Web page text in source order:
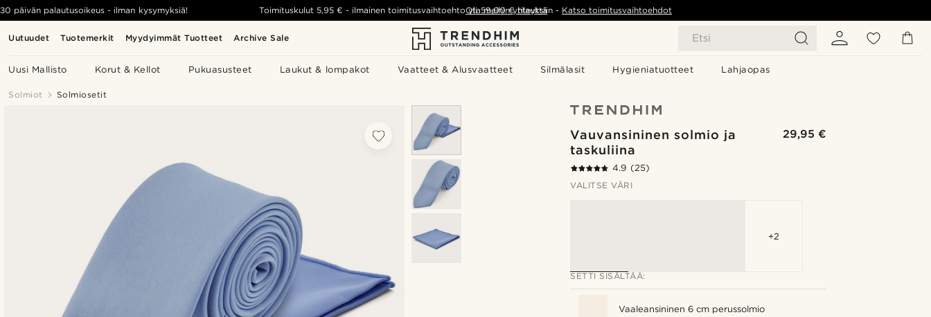
Uutuudet Tuotemerkit Myydyimmät Tuotteet Archive Sale Etsi
Uusi Mallisto Korut & Kellot Pukuasusteet Laukut & lompakot Vaatteet & Alusvaatteet Silmälasit Hygieniatuotteet Lahjaopas
30 päivän palautusoikeus - ilman kysymyksiä! Toimituskulut 5,95 € - ilmainen toimitusvaihtoehto yli 59,00 €tilauksiin - Katso toimitusvaihtoehdot
Ota meihin yhteyttä
Solmiot Solmiosetit
Vauvansininen solmio ja
taskuliina
29,95 €
4.9 (25)
VALITSE VÄRI
+2
SETTI SISÄLTÄÄ:
Vaaleansininen 6 cm perussolmio